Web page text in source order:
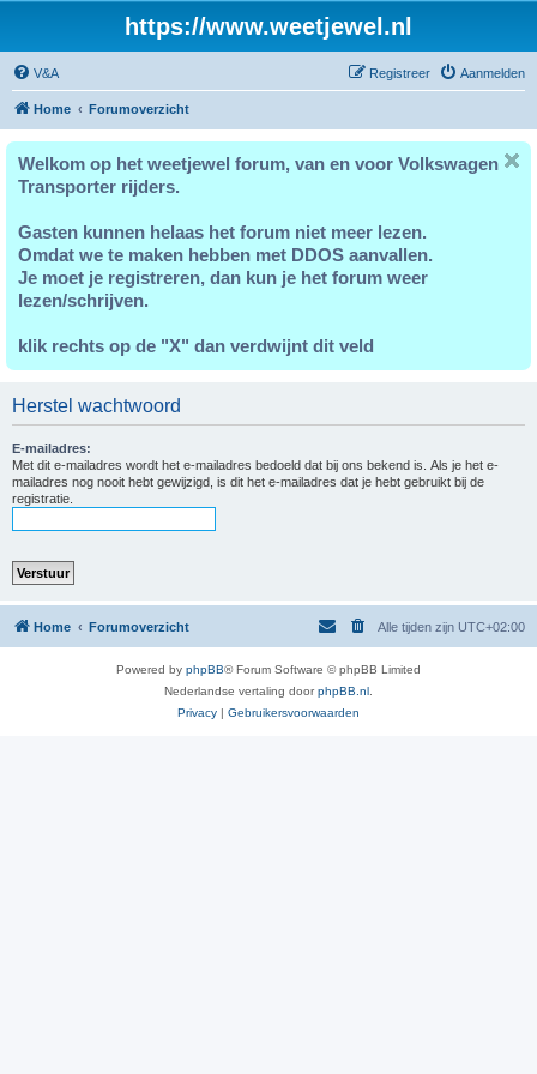
https://www.weetjewel.nl
V&A Aanmelden
Registreer
Home Forumoverzicht
Welkom op het weetjewel forum, van en voor Volkswagen
Transporter rijders.
Gasten kunnen helaas het forum niet meer lezen.
Omdat we te maken hebben met DDOS aanvallen.
Je moet je registreren, dan kun je het forum weer
lezen/schrijven.
klik rechts op de "X" dan verdwijnt dit veld
Herstel wachtwoord
E-mailadres:
Met dit e-mailadres wordt het e-mailadres bedoeld dat bij ons bekend is. Als je het e-
mailadres nog nooit hebt gewijzigd, is dit het e-mailadres dat je hebt gebruikt bij de
registratie.
Home Forumoverzicht Alle tijden zijn UTC+02:00
Powered by phpBB® Forum Software © phpBB Limited
Nederlandse vertaling doorphpBB.nl
Privacy | Gebruikersvoorwaarden